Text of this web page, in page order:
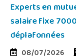
Experts en
salaire fixe
déplafonnées
08/07/2026